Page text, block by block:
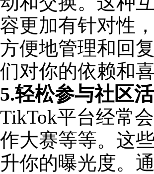
容更加有针对性
方便地管理和回
们对你的依赖和喜
5.轻松参与社区
TikTok平台经常
作大赛等等。这
升你的曝光度。